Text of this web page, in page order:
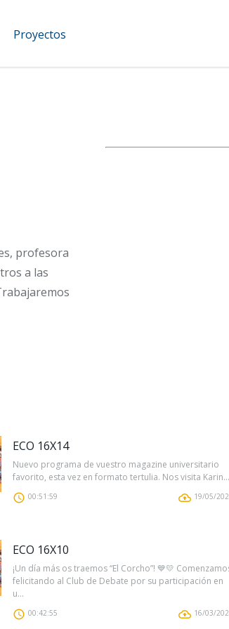
Proyectos
profesora
a las
ECO 16X14
Nuevo programa de vuestro magazine universitario
favorito, esta vez en formato tertulia. Nos visita Karin...
00:51:59 19/05/
ECO 16X10
¡Un día más os traemos “El Corcho”! 💙💛
felicitando al Club de Debate por su participación en
u...
00:42:55 16/03/